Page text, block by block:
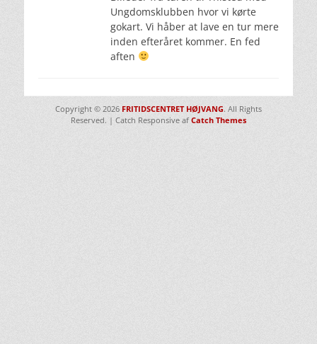
Ungdomsklubben hvor vi kørte
gokart. Vi håber at lave en tur mere
inden efteråret kommer. En fed
aften
Copyright © 2026 FRITIDSCENTRET HØJVANG. All Rights
Reserved. | Catch Responsive af Catch Themes